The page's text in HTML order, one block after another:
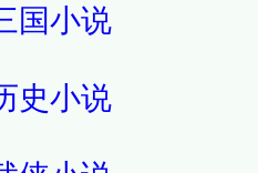
国小说
史小说